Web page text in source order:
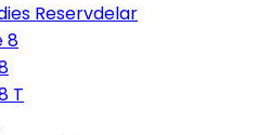
Reservdelar
8
T